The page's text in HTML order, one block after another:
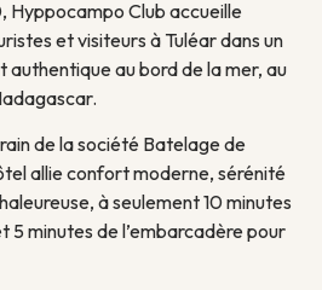
Hyppocampo Club accueille
et visiteurs à Tuléar dans un
authentique au bord de la mer, au
de la société Batelage de
allie confort moderne, sérénité
à seulement 10 minutes
5 minutes de l’embarcadère pour